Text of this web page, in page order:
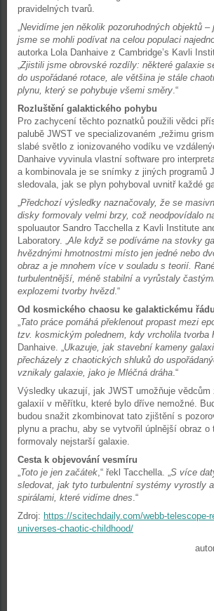
pravidelných tvarů.
Nevidíme jen několik pozoruhodných objektů –
jsme se mohli podívat na celou populaci
autorka Lola Danhaive z Cambridge’s Kavli
Zjistili jsme obrovské rozdíly: některé galaxie
do uspořádané rotace, ale většina je stále
plynu, který se pohybuje všemi směry .“
Rozluštění galaktického pohybu
Pro zachycení těchto poznatků použili vědci
palubě JWST ve specializovaném „režimu
slabé světlo z ionizovaného vodíku ve
Danhaive vyvinula vlastní software pro
a kombinovala je se snímky z jiných programů
sledovala, jak se plyn pohyboval uvnitř každé
Předchozí výsledky naznačovaly, že se
disky formovaly velmi brzy, což neodpovídalo
spoluautor Sandro Tacchella z Kavli Institute
Laboratory. „ Ale když se podíváme na stovky
hvězdnými hmotnostmi místo jen jedné nebo
obraz a je mnohem více v souladu s teorií.
turbulentnější, méně stabilní a vyrůstaly
explozemi tvorby hvězd.“
Od kosmického chaosu ke galaktickému řádu
Tato práce pomáhá překlenout propast mezi
tzv. kosmickým polednem, kdy vrcholila tvorba
Danhaive. „ Ukazuje, jak stavební kameny
přecházely z chaotických shluků do
vznikaly galaxie, jako je Mléčná dráha .“
Výsledky ukazují, jak JWST umožňuje vědcům
galaxií v měřítku, které bylo dříve nemožné.
budou snažit zkombinovat tato zjištění s
plynu a prachu, aby se vytvořil úplnější obraz o
formovaly nejstarší galaxie.
Cesta k objevování vesmíru
Toto je jen začátek ,“ řekl Tacchella. „ S více
sledovat, jak tyto turbulentní systémy vyrostly
spirálami, které vidíme dnes .“
Zdroj: https://scitechdaily.com/webb-telescope-
universes-chaotic-childhood/